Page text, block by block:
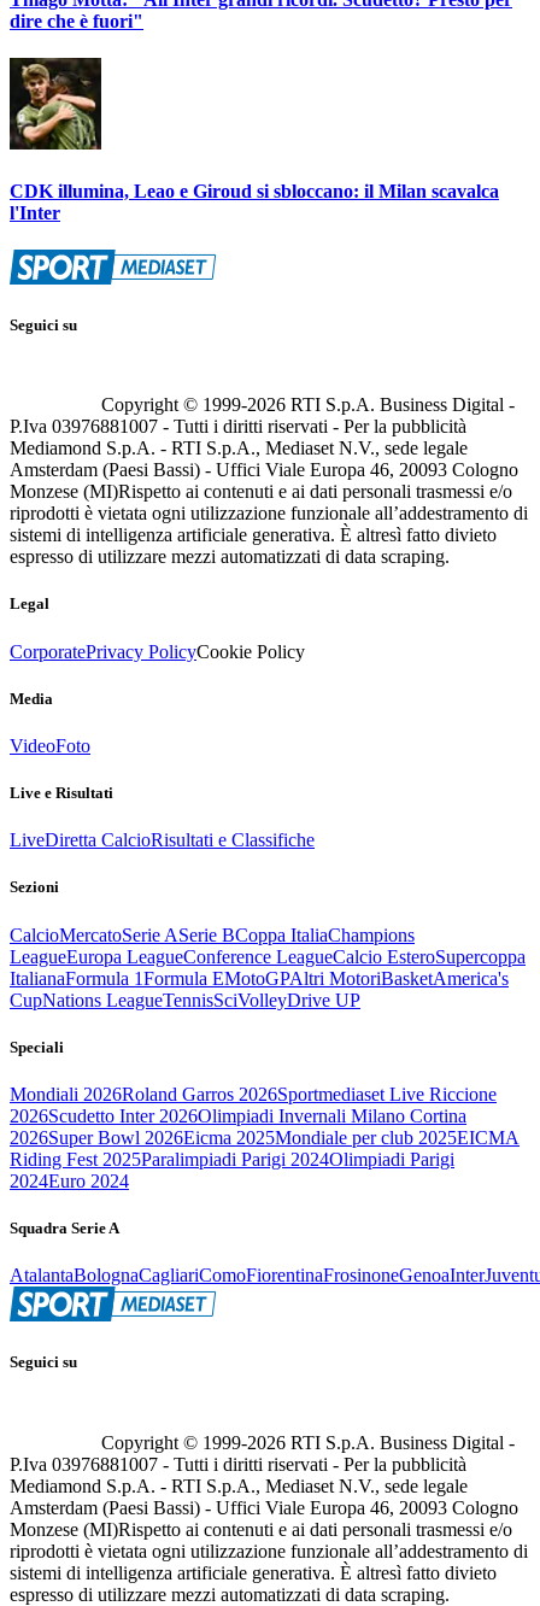
dire che è fuori"
CDK illumina, Leao e Giroud si sbloccano: il Milan scavalca
l'Inter
Seguici su
Copyright © 1999-2026 RTI S.p.A. Business Digital -
P.Iva 03976881007 - Tutti i diritti riservati - Per la pubblicità
Mediamond S.p.A. - RTI S.p.A., Mediaset N.V., sede legale
Amsterdam (Paesi Bassi) - Uffici Viale Europa 46, 20093 Cologno
Monzese (MI)Rispetto ai contenuti e ai dati personali trasmessi e/o
riprodotti è vietata ogni utilizzazione funzionale all’addestramento di
sistemi di intelligenza artificiale generativa. È altresì fatto divieto
espresso di utilizzare mezzi automatizzati di data scraping.
Legal
CorporatePrivacy PolicyCookie Policy
Media
VideoFoto
Live e Risultati
LiveDiretta CalcioRisultati e Classifiche
Sezioni
CalcioMercatoSerie ASerie BCoppa ItaliaChampions
LeagueEuropa LeagueConference LeagueCalcio EsteroSupercoppa
ItalianaFormula 1Formula EMotoGPAltri MotoriBasketAmerica's
CupNations LeagueTennisSciVolleyDrive UP
Speciali
Mondiali 2026Roland Garros 2026Sportmediaset Live Riccione
2026Scudetto Inter 2026Olimpiadi Invernali Milano Cortina
2026Super Bowl 2026Eicma 2025Mondiale per club 2025EICMA
Riding Fest 2025Paralimpiadi Parigi 2024Olimpiadi Parigi
2024Euro 2024
Squadra Serie A
AtalantaBolognaCagliariComoFiorentinaFrosinoneGenoaInter
Seguici su
Copyright © 1999-2026 RTI S.p.A. Business Digital -
P.Iva 03976881007 - Tutti i diritti riservati - Per la pubblicità
Mediamond S.p.A. - RTI S.p.A., Mediaset N.V., sede legale
Amsterdam (Paesi Bassi) - Uffici Viale Europa 46, 20093 Cologno
Monzese (MI)Rispetto ai contenuti e ai dati personali trasmessi e/o
riprodotti è vietata ogni utilizzazione funzionale all’addestramento di
sistemi di intelligenza artificiale generativa. È altresì fatto divieto
espresso di utilizzare mezzi automatizzati di data scraping.